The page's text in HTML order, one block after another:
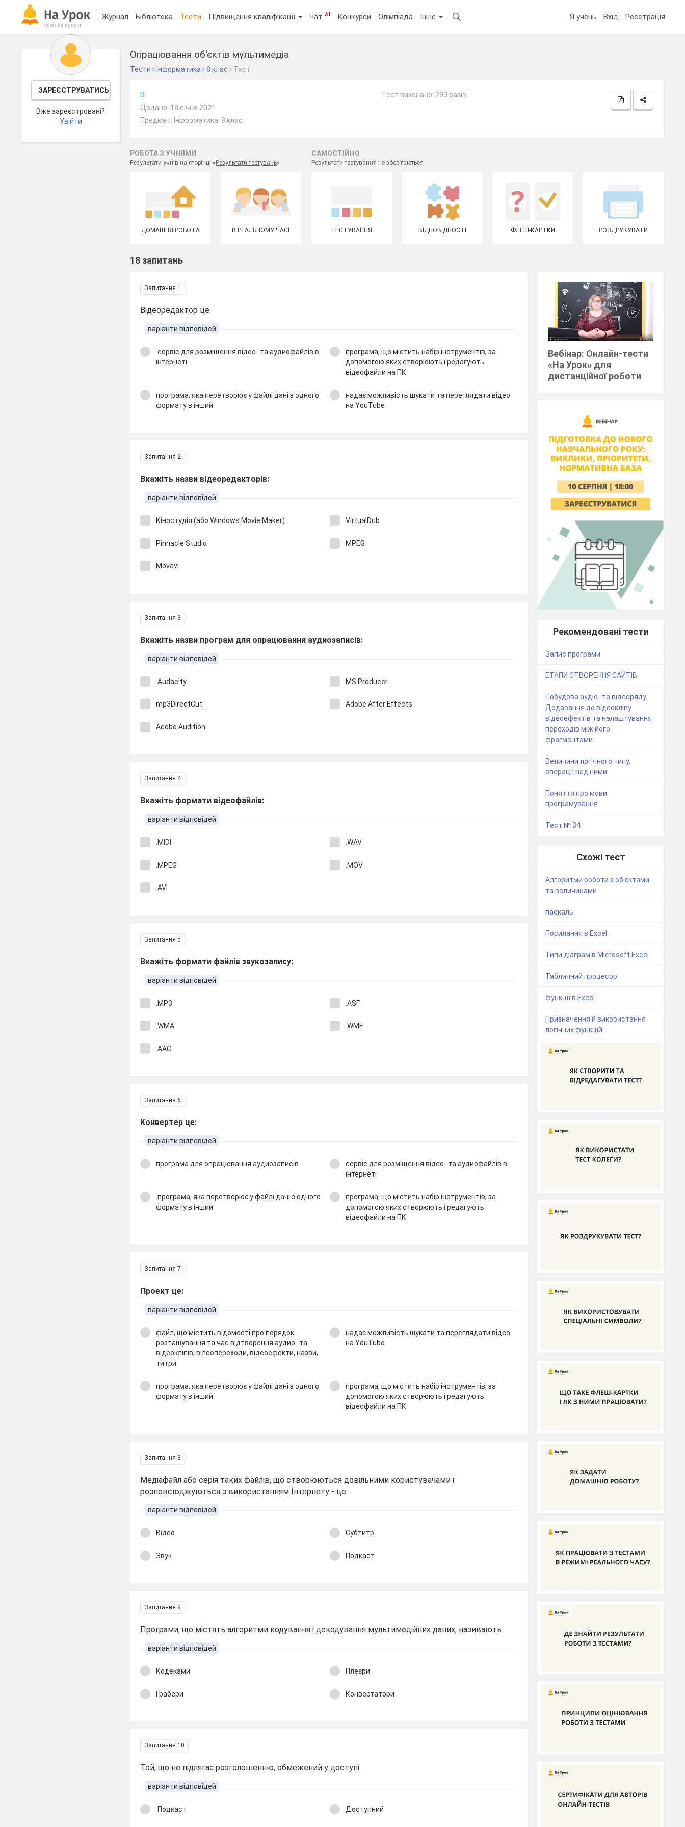
Журнал Бібліотека Тести Підвищення кваліфікації ЧатAI Конкурси Олімпіада Інше Я учень Вхід Реєстрація
ЗАРЕЄСТРУВАТИСЬ
Вже зареєстровані?
Увійти
Опрацювання об'єктів мультимедіа
Тести Інформатика 8 клас Тест
D.
Додано: 18 січня 2021
Предмет: Інформатика, 8 клас
Тест виконано: 290 разів
РОБОТА З УЧНЯМИ
Результати учнів на сторінці « Результати тестувань»
САМОСТІЙНО
Результати тестування не зберігаються
ДОМАШНЯ РОБОТА В РЕАЛЬНОМУ ЧАСІ ТЕСТУВАННЯ ВІДПОВІДНОСТІ ФЛЕШ-КАРТКИ РОЗДРУКУВАТИ
18 запитань
Запитання 1
Відеоредактор це:
варіанти відповідей
сервіс для розміщення відео- та аудиофайлів в
інтернеті
програма, що містить набір інструментів, за
допомогою яких створюють і редагують
відеофайли на ПК
програма, яка перетворює у файлі дані з одного
формату в інший
надає можливість шукати та переглядати відео
на YouTube
Запитання 2
Вкажіть назви відеоредакторів:
варіанти відповідей
Кіностудія (або Windows Movie Maker) VirtualDub
Pinnacle Studio MPEG
Movavi
Запитання 3
Вкажіть назви програм для опрацювання аудиозаписів:
варіанти відповідей
Audacity MS Producer
mp3DirectCut Adobe After Effects
Adobe Audition
Запитання 4
Вкажіть формати відеофайлів:
варіанти відповідей
.MIDI .WAV
.MPEG .MOV
.AVI
Запитання 5
Вкажіть формати файлів звукозапису:
варіанти відповідей
.MP3 .ASF
.WMA .WMF
.AAC
Запитання 6
Конвертер це:
варіанти відповідей
програма для опрацювання аудиозаписів
сервіс для розміщення відео- та аудиофайлів в
інтернеті
програма, яка перетворює у файлі дані з одного
формату в інший
програма, що містить набір інструментів, за
допомогою яких створюють і редагують
відеофайли на ПК
Запитання 7
Проект це:
варіанти відповідей
файл, що містить відомості про порядок
розташування та час відтворення аудио- та
відеокліпів, вілеопереходи, відеоефекти, назви,
титри
надає можливість шукати та переглядати відео
на YouTube
програма, яка перетворює у файлі дані з одного
формату в інший
програма, що містить набір інструментів, за
допомогою яких створюють і редагують
відеофайли на ПК
Запитання 8
Медіафайл або серія таких файлів, що створюються довільними користувачами і
розповсюджуються з використанням Інтернету - це
варіанти відповідей
Відео Субтитр
Звук Подкаст
Запитання 9
Програми, що містять алгоритми кодування і декодування мультимедійних даних, називають
варіанти відповідей
Кодеками Плеєри
Грабери Конвертатори
Запитання 10
Той, що не підлягає розголошенню, обмежений у доступі
варіанти відповідей
Подкаст Доступний
Вебінар: Онлайн-тести
«На Урок» для
дистанційної роботи
Рекомендовані тести
Запис програми
ЕТАПИ СТВОРЕННЯ САЙТІВ
Побудова аудіо- та відеоряду.
Додавання до відеокліпу
відеоефектів та налаштування
переходів між його
фрагментами.
Величини логічного типу,
операції над ними
Поняття про мови
програмування
Тест № 34
Схожі тест
Алгоритми роботи з об'єктами
та величинами
паскаль
Посилання в Excel.
Типи діаграм в Microsoft Excel
Табличний процесор
функції в Excel
Призначення й використання
логічних функцій